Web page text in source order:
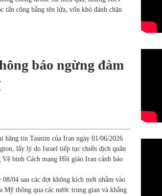
tấn công bằng tên lửa, vốn khó đánh chặn
báo ngừng đàm
tin Tasnim của Iran ngày 01/06/2026
lấy lý do Israel tiếp tục chiến dịch quân
binh Cách mạng Hồi giáo Iran cảnh báo
04 sau các đợt không kích mới nhằm vào
thông qua các nước trung gian và khẳng